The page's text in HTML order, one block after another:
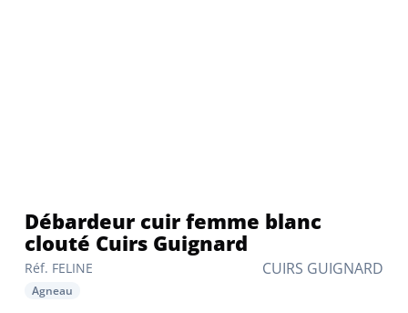
CUIRS GUIGNARD
Réf. FELINE
Débardeur cuir femme blanc
clouté Cuirs Guignard
Agneau